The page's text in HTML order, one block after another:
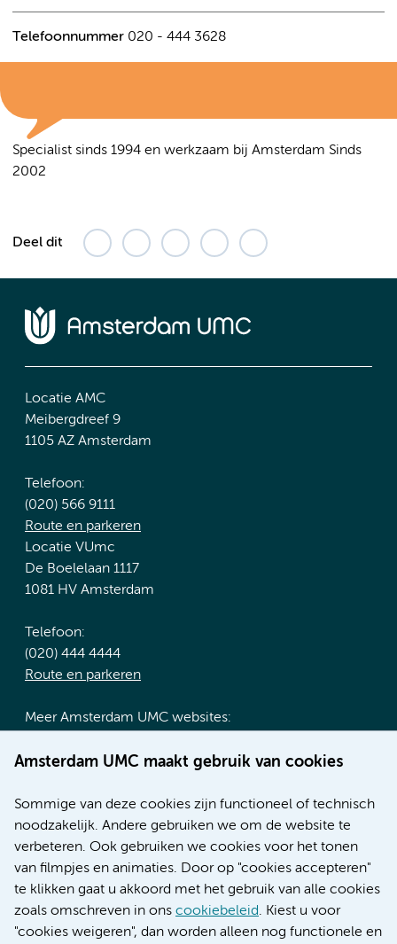
Telefoonnummer 020 - 444 3628
Specialist sinds 1994 en werkzaam bij Amsterdam Sinds
2002
Deel dit
Amsterdam UMC maakt gebruik van cookies
Sommige van deze cookies zijn functioneel of technisch
noodzakelijk. Andere gebruiken we om de website te
verbeteren. Ook gebruiken we cookies voor het tonen
van filmpjes en animaties. Door op "cookies accepteren"
te klikken gaat u akkoord met het gebruik van alle cookies
zoals omschreven in ons cookiebeleid. Kiest u voor
"cookies weigeren", dan worden alleen nog functionele en
Locatie AMC
Meibergdreef 9
1105 AZ Amsterdam
Telefoon:
(020) 566 9111
Route en parkeren
Locatie VUmc
De Boelelaan 1117
1081 HV Amsterdam
Telefoon:
(020) 444 4444
Route en parkeren
Meer Amsterdam UMC websites:
Werken bij Amsterdam UMC
Nieuws
Research
Educatie locatie AMC
Educatie locatie VUmc